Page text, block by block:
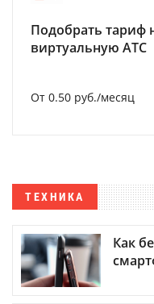
Подобрать тариф
виртуальную АТС
От 0.50 руб./месяц
ТЕХНИКА
Как